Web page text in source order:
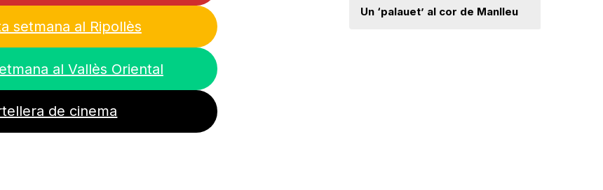
setmana al Ripollès
al Vallès Oriental
de cinema
Un ‘palauet’ al cor de Manlleu